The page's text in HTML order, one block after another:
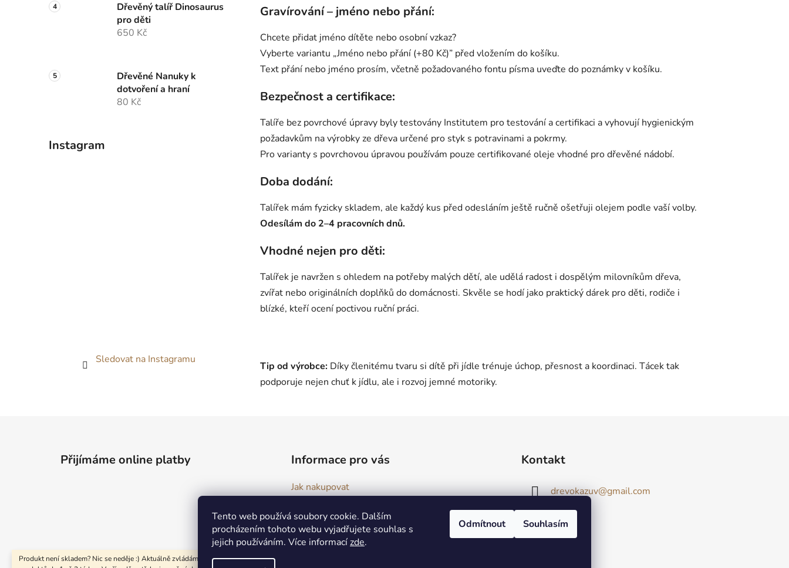
Tento web používá soubory cookie. Dalším
procházením tohoto webu vyjadřujete souhlas s
jejich používáním. Více informacízde.
Odmítnout Souhlasím
Produkt není skladem? Nic se neděje :) Aktuálně zvládám výrobu takových
Dřevěný talíř Dinosaurus
pro děti
650 Kč
Dřevěné Nanuky k
dotvoření a hraní
80 Kč
Instagram
Sledovat na Instagramu
Gravírování – jméno nebo přání:
Chcete přidat jméno dítěte nebo osobní vzkaz?
Vyberte variantu „Jméno nebo přání (+80 Kč)” před vložením do košíku.
Text přání nebo jméno prosím, včetně požadovaného fontu písma uveďte do poznámky v košíku.
Bezpečnost a certifikace:
Talíře bez povrchové úpravy byly testovány Institutem pro testování a certifikaci a vyhovují hygienickým
požadavkům na výrobky ze dřeva určené pro styk s potravinami a pokrmy.
Pro varianty s povrchovou úpravou používám pouze certifikované oleje vhodné pro dřevěné nádobí.
Doba dodání:
Talířek mám fyzicky skladem, ale každý kus před odesláním ještě ručně ošetřuji olejem podle vaší volby.
Odesílám do 2–4 pracovních dnů.
Vhodné nejen pro děti:
Talířek je navržen s ohledem na potřeby malých dětí, ale udělá radost i dospělým milovníkům dřeva,
zvířat nebo originálních doplňků do domácnosti. Skvěle se hodí jako praktický dárek pro děti, rodiče i
blízké, kteří ocení poctivou ruční práci.
Tip od výrobce: Díky členitému tvaru si dítě při jídle trénuje úchop, přesnost a koordinaci. Tácek tak
podporuje nejen chuť k jídlu, ale i rozvoj jemné motoriky.
Přijímáme online platby Informace pro vás
Jak nakupovat
Podmínky ochrany osobních údajů
Reklamační řád
Kontakt
drevokazuv@gmail.com